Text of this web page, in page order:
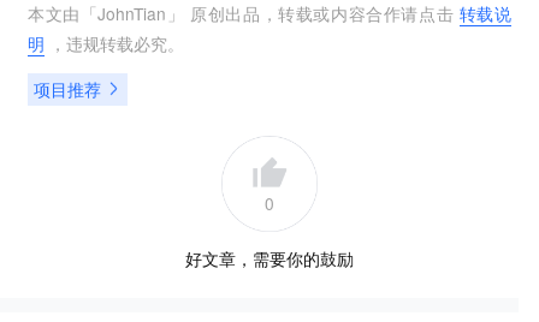
本文由「JohnTian 」 原创出品，转载或内容合作请点击 转载说
明 ，违规转载必究。
项目推荐
0
好文章，需要你的鼓励